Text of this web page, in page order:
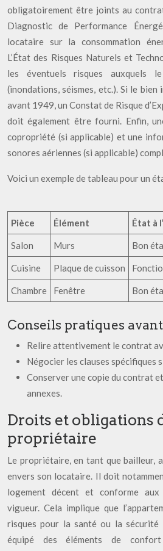
obligatoirement être joints au
Diagnostic de Performance
locataire sur la consommation
L’État des Risques Naturels et
les éventuels risques auxquels
(inondations, séismes, etc.). Si le
avant 1949, un Constat de Risque
doit également être fourni. Enfin,
copropriété (si applicable) et une
sonores aériennes (si applicable)
Voici un exemple de tableau pour un
Pièce Élément État à
Salon Murs Bon
Cuisine Plaque de cuisson
Chambre Fenêtre Bon
Conseils pratiques
Relire attentivement le contrat
Négocier les clauses spécifiques
Conserver une copie du contrat
annexes.
Droits et obligations
propriétaire
Le propriétaire, en tant que bailleur,
envers son locataire. Il doit
logement décent et conforme
vigueur. Cela implique que
risques pour la santé ou la
équipé des éléments de confort